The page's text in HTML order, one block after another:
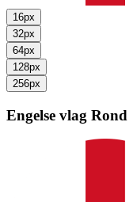
16px
32px
64px
128px
256px
Engelse vlag Rond